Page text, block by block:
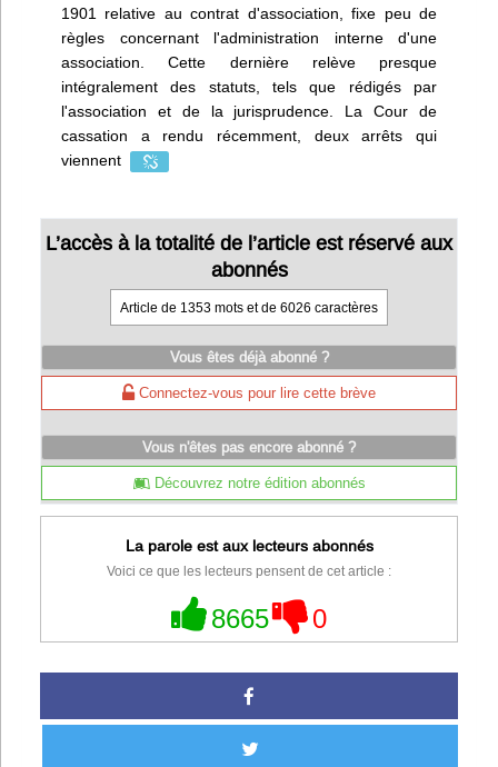
1901 relative au contrat d'association, fixe peu de
règles concernant l'administration interne d'une
association. Cette dernière relève presque
intégralement des statuts, tels que rédigés par
l'association et de la jurisprudence. La Cour de
cassation a rendu récemment, deux arrêts qui
viennent
L’accès à la totalité de l’article est réservé aux
abonnés
Article de 1353 mots et de 6026 caractères
Vous êtes déjà abonné ?
Connectez-vous pour lire cette brève
Vous n'êtes pas encore abonné ?
Découvrez notre édition abonnés
La parole est aux lecteurs abonnés
Voici ce que les lecteurs pensent de cet article :
8665 0